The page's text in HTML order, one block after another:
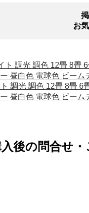
お
調光 調色 12畳 8畳
昼白色 電球色 ビーム
調光 調色 12畳 8畳 6
昼白色 電球色 ビーム
後の問合せ・